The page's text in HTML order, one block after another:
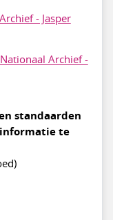
- Jasper
Archief -
standaarden
te